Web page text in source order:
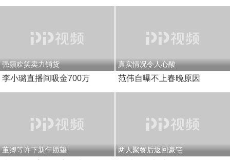
强颜欢笑卖力销货
李小璐直播间吸金700万
真实情况令人心酸
范伟自曝不上春晚原因
董卿等许下新年愿望 两人聚餐后返回豪宅